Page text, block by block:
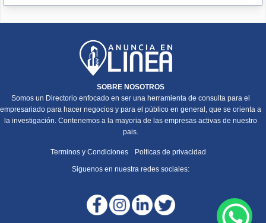
SOBRE NOSOTROS
Somos un Directorio enfocado en ser una herramienta de consulta para el
empresariado para hacer negocios y para el público en general, que se orienta a
la investigación. Contenemos a la mayoria de las empresas activas de nuestro
pais.
Terminos y Condiciones Polticas de privacidad
Siguenos en nuestra redes sociales: